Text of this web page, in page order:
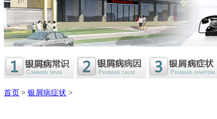
首页 > 银屑病症状 >